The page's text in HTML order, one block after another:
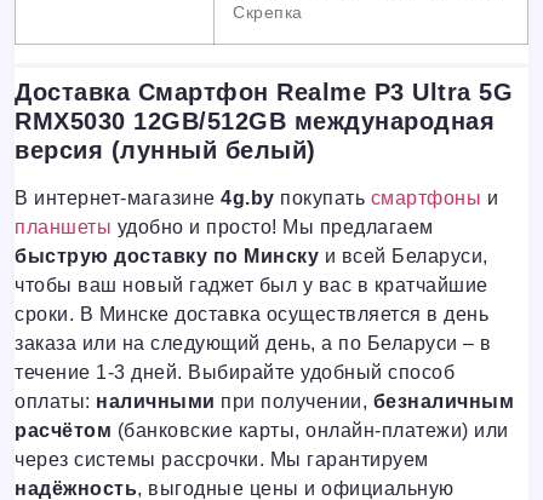
Скрепка
Доставка Смартфон Realme P3 Ultra 5G
RMX5030 12GB/512GB международная
версия (лунный белый)
В интернет-магазине 4g.by покупать смартфоны и
планшеты удобно и просто! Мы предлагаем
быструю доставку по Минску и всей Беларуси,
чтобы ваш новый гаджет был у вас в кратчайшие
сроки. В Минске доставка осуществляется в день
заказа или на следующий день, а по Беларуси – в
течение 1-3 дней. Выбирайте удобный способ
оплаты: наличными при получении, безналичным
расчётом (банковские карты, онлайн-платежи) или
через системы рассрочки. Мы гарантируем
надёжность, выгодные цены и официальную